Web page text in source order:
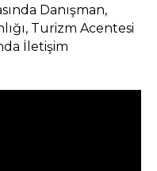
Danışman,
Turizm Acentesi
İletişim